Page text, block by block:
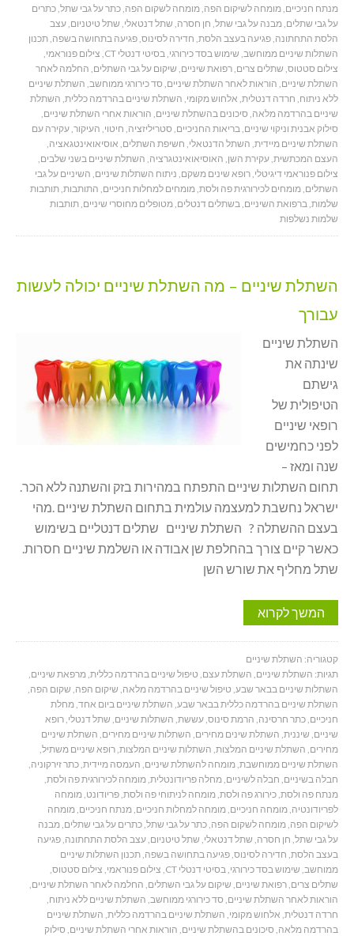
מנתח חניכיים,מומחה לשיקום הפה,מומחה לשקום הפה,כתר על גבי שתל,כתרים
על גבי שתלים,מבנה על גבי שתל, חן חסרה, שתל דנטאלי, שתל טיטניום,עצב
הלסת התחתונה,פגיעה בעצב הלסת, חדירה לסינוס,פגיעה בתחושה בשפה,תכנון
השתלות שיניים ממוחשב, שימוש בסד כירורגי,בסיטי דנטלי CT , צילום פנוראמי,
צילום סטטוס, שתלים צרים,רפואת שיניים, שיקום על גבי השתלים, החלמה לאחר
השתלת שיניים, הוראות לאחר השתלת שיניים, סד כירורגי ממוחשב, השתלת שיניים
ללא ניתוח, חרדה דנטלית, אלחוש מקומי, השתלת שיניים בהרדמה כללית, השתלת
שיניים בהרדמה מלאה, סיכונים בהשתלת שיניים, הוראות אחרי השתלת שיניים,
סילוק אבנית וניקוי שיניים,בריאות החניכיים, סטריליזציה, חיטוי, העיקור,עקירה עם
השתלת שיניים מיידית, השתל הדנטאלי, חשיפת השתלים, אוסיאואינטגאציה,
העצם המכתשית,עקירת השן, האוסיאואינטגרציה, השתלת שיניים בשני שלבים,
צילום פנוראמי דיגיטלי,רופא שינים משקם, ניתוח השתלות שיניים, השיניים על גבי
השתלים,מומחים לכירורגית פה ולסת,מומחים למחלות חניכיים, התותבות,תותבות
שלמות,ברפואת השיניים,בשתלים דנטלים,מטופלים מחוסרי שיניים,תותבות
שלמות נשלפות
השתלת שיניים – מה השתלת שיניים יכולה לעשות
עבורך
השתלת שיניים
שינתה את
גישתם
הטיפולית של
רופאי שיניים
לפני כחמישים
שנה ומאז –
תחום השתלות שיניים התפתח במהירות בזק והשתנה ללא הכר.
ישראל נחשבת למעצמה עולמית בתחום השתלת שיניים .מהי
בעצם ההשתלה ? השתלת שיניים שתלים דנטליים בשימוש
כאשר קיים צורך בהחלפת שן אבודה או השלמת שיניים חסרות.
שתל מחליף את שורש השן
המשך לקרוא
קטגוריה: השתלת שיניים
תגיות: השתלת שיניים, השתלת עצם, טיפול שיניים בהרדמה כללית,מרפאת שיניים,
השתלות שיניים בבאר שבע, טיפול שיניים בהרדמה מלאה, שיקום הפה, שקום הפה,
השתלת שיניים בהרדמה כללית בבאר שבע, השתלת שיניים ביום אחד,מחלת
חניכיים,כתר חרסינה, הרמת סינוס,עששת, השתלות שיניים, שתל דנטלי,רופא
שיניים, שיננית, השתלת שינים מחירים, השתלות שיניים מחירים, השתלת שיניים
מחירים, השתלת שיניים המלצות, השתלות שיניים המלצות,רופא שיניים משתיל,
השתלת שיניים ממוחשבת,מומחה להשתלת שיניים, העמסה מיידית,כתר זירקוניה,
חבלה בשיניים, חבלה לשיניים,מחלה פריודונטלית,מומחה לכירורגית פה ולסת,
מנתח פה ולסת,כירורג פה ולסת,מומחה לניתוחי פה ולסת,פריודונט,מומחה
לפריודונטיה,מומחה חניכיים,מומחה למחלות חניכיים,מנתח חניכיים,מומחה
לשיקום הפה,מומחה לשקום הפה,כתר על גבי שתל,כתרים על גבי שתלים,מבנה
על גבי שתל, חן חסרה, שתל דנטאלי, שתל טיטניום,עצב הלסת התחתונה,פגיעה
בעצב הלסת, חדירה לסינוס,פגיעה בתחושה בשפה,תכנון השתלות שיניים
ממוחשב, שימוש בסד כירורגי,בסיטי דנטלי CT , צילום פנוראמי, צילום סטטוס,
שתלים צרים,רפואת שיניים, שיקום על גבי השתלים, החלמה לאחר השתלת שיניים,
הוראות לאחר השתלת שיניים, סד כירורגי ממוחשב, השתלת שיניים ללא ניתוח,
חרדה דנטלית, אלחוש מקומי, השתלת שיניים בהרדמה כללית, השתלת שיניים
בהרדמה מלאה, סיכונים בהשתלת שיניים, הוראות אחרי השתלת שיניים, סילוק